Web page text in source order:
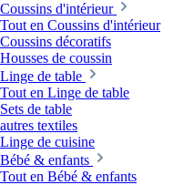
Coussins d'intérieur
Tout en Coussins d'intérieur
Coussins décoratifs
Housses de coussin
Linge de table
Tout en Linge de table
Sets de table
autres textiles
Linge de cuisine
Bébé & enfants
Tout en Bébé & enfants